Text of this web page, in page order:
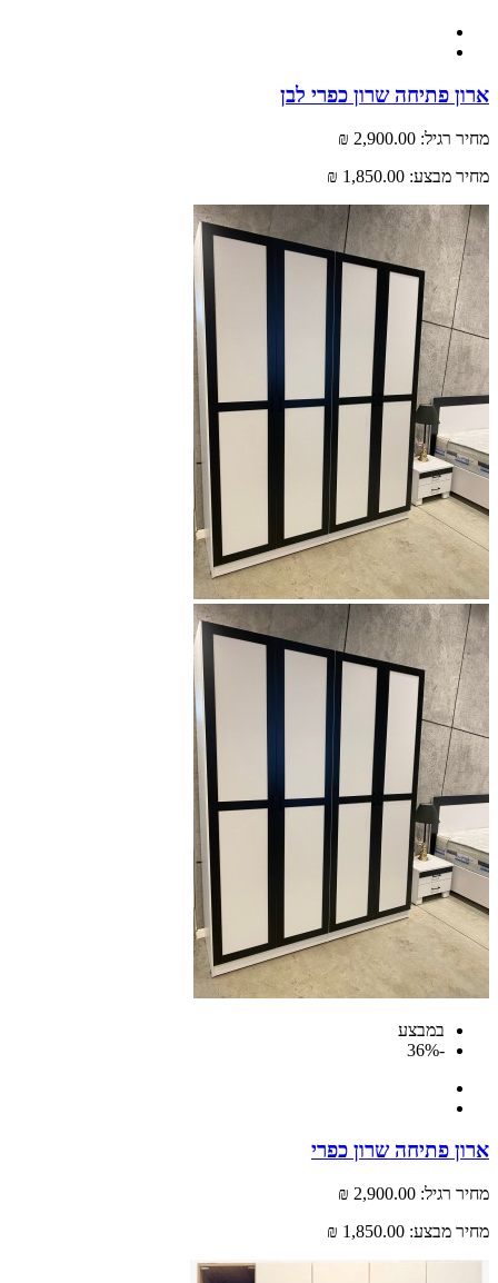
פתיחה שרון כפרי לבן
רגיל: 2,900.00 ₪
מבצע: 1,850.00 ₪
במבצע
פתיחה שרון כפרי
רגיל: 2,900.00 ₪
מבצע: 1,850.00 ₪